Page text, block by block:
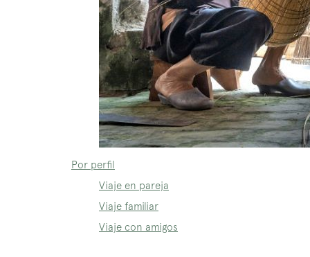
Por perfil
Viaje en pareja
Viaje familiar
Viaje con amigos